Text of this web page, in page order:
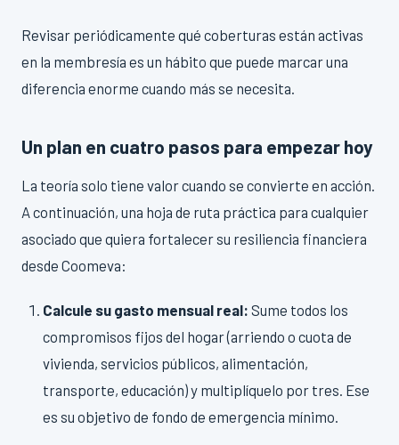
Revisar periódicamente qué coberturas están activas
en la membresía es un hábito que puede marcar una
diferencia enorme cuando más se necesita.
Un plan en cuatro pasos para empezar hoy
La teoría solo tiene valor cuando se convierte en acción.
A continuación, una hoja de ruta práctica para cualquier
asociado que quiera fortalecer su resiliencia financiera
desde Coomeva:
Calcule su gasto mensual real: Sume todos los
compromisos fijos del hogar (arriendo o cuota de
vivienda, servicios públicos, alimentación,
transporte, educación) y multiplíquelo por tres. Ese
es su objetivo de fondo de emergencia mínimo.